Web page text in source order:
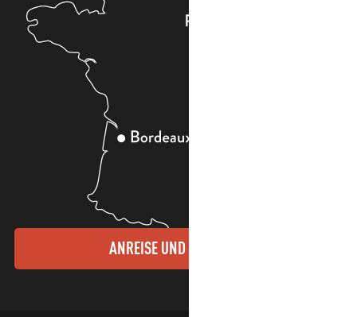
ANREISE UND KONTAKTE